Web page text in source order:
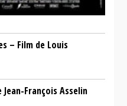
– Film de Louis
François Asselin